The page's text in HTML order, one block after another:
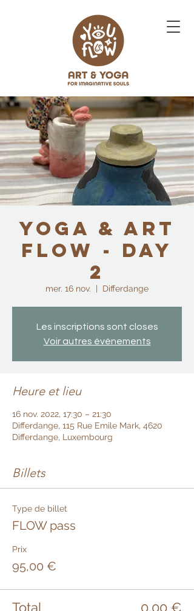
Yoga & Art
FLOW - DAY
2
mer. 16 nov. Differdange
Les inscriptions sont closes
Voir autres événements
Heure et lieu
16 nov. 2022, 17:30 – 21:30
Differdange, 115 Rue Emile Mark, 4620
Differdange, Luxembourg
Billets
Type de billet
FLOW pass
Prix
95,00 €
Total 0,00 €